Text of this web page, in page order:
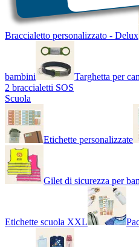
Braccialetto personalizzato - Delux
bambini Targhetta per
2 braccialetti SOS
Scuola
Etichette personalizzate
Gilet di sicurezza per
Etichette scuola XXL